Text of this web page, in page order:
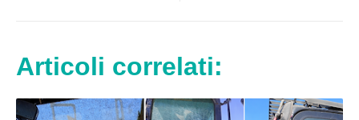
Articoli correlati: